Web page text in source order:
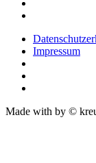
Impressum
Made with by ©